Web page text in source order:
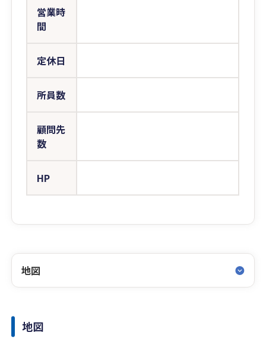
営業時
間
定休日
所員数
顧問先
数
HP
地図
地図